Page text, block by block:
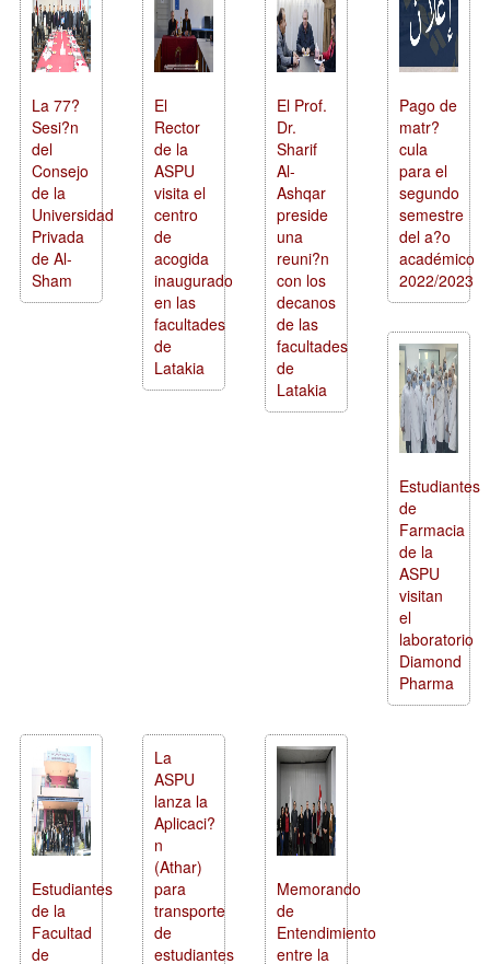
La 77?
Sesi?n
del
Consejo
de la
Universidad
Privada
de Al-
Sham
El
Rector
de la
ASPU
visita el
centro
de
acogida
inaugurado
en las
facultades
de
Latakia
El Prof.
Dr.
Sharif
Al-
Ashqar
preside
una
reuni?n
con los
decanos
de las
facultades
de
Latakia
Pago de
matr?
cula
para el
segundo
semestre
del a?o
académico
2022/2023
Estudiantes
de
Farmacia
de la
ASPU
visitan
el
laboratorio
Diamond
Pharma
Estudiantes
de la
Facultad
de
La
ASPU
lanza la
Aplicaci?
n
(Athar)
para
transporte
de
estudiantes
Memorando
de
Entendimiento
entre la